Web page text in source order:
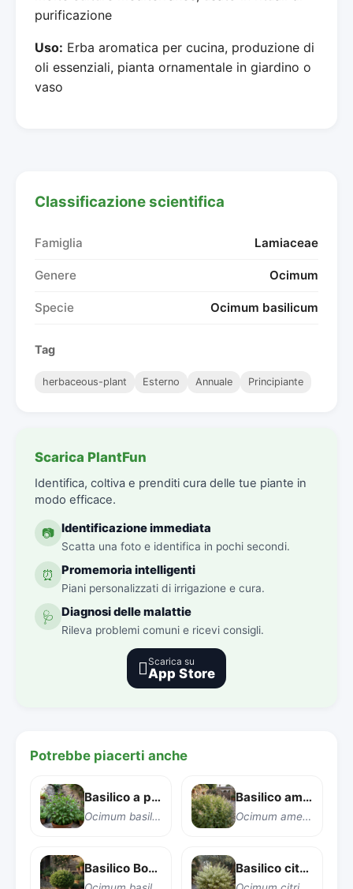
purificazione
Uso: Erba aromatica per cucina, produzione di
oli essenziali, pianta ornamentale in giardino o
vaso
Classificazione scientifica
Famiglia Lamiaceae
Genere Ocimum
Specie Ocimum basilicum
Tag
herbaceous-plant Esterno Annuale Principiante
Scarica PlantFun
Identifica, coltiva e prenditi cura delle tue piante in
modo efficace.
📷 Identificazione immediata
Scatta una foto e identifica in pochi secondi.
⏰ Promemoria intelligenti
Piani personalizzati di irrigazione e cura.
🩺 Diagnosi delle malattie
Rileva problemi comuni e ricevi consigli.
Scarica su
App Store
Potrebbe piacerti anche
Basilico a pigna (Basilico Thai a spiga)
Ocimum basilicum var. thyrsiflora
Basilico americano
Ocimum americanum
Basilico Boxwood Basilico citronella 'Pesto Perpetuo'